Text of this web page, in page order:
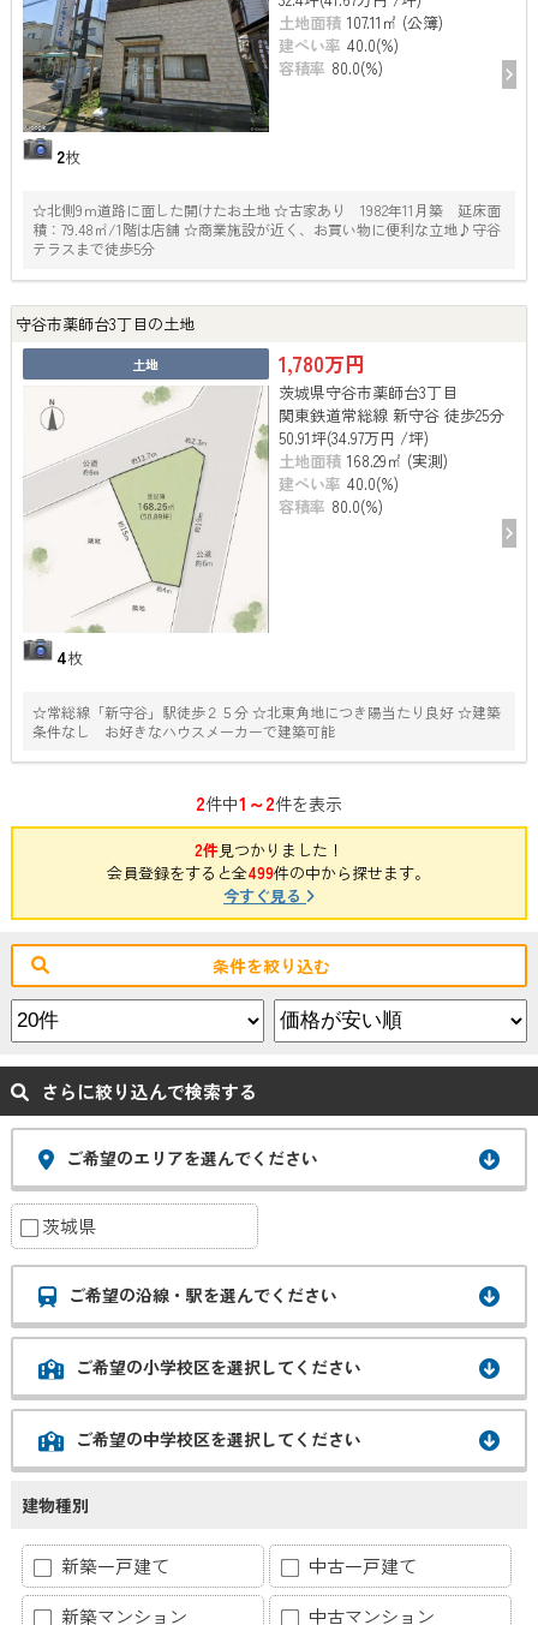
2枚
土地面積 107.11㎡ (公簿)
建ぺい率 40.0(%)
容積率 80.0(%)
☆北側9ｍ道路に面した開けたお土地 ☆古家あり 1982年11月築 延床面
積：79.48㎡/1階は店舗 ☆商業施設が近く、お買い物に便利な立地♪守谷
テラスまで徒歩5分
守谷市薬師台3丁目の土地
土地
4枚
1,780万円
茨城県守谷市薬師台3丁目
関東鉄道常総線 新守谷 徒歩25分
50.91坪(34.97万円 /坪)
土地面積 168.29㎡ (実測)
建ぺい率 40.0(%)
容積率 80.0(%)
☆常総線「新守谷」駅徒歩２５分 ☆北東角地につき陽当たり良好 ☆建築
条件なし お好きなハウスメーカーで建築可能
2件中1～2件を表示
2件見つかりました！
会員登録をすると全499件の中から探せます。
今すぐ見る
条件を絞り込む
さらに絞り込んで検索する
ご希望のエリアを選んでください
茨城県
ご希望の沿線・駅を選んでください
ご希望の小学校区を選択してください
ご希望の中学校区を選択してください
建物種別
新築一戸建て
中古一戸建て
新築マンション
中古マンション